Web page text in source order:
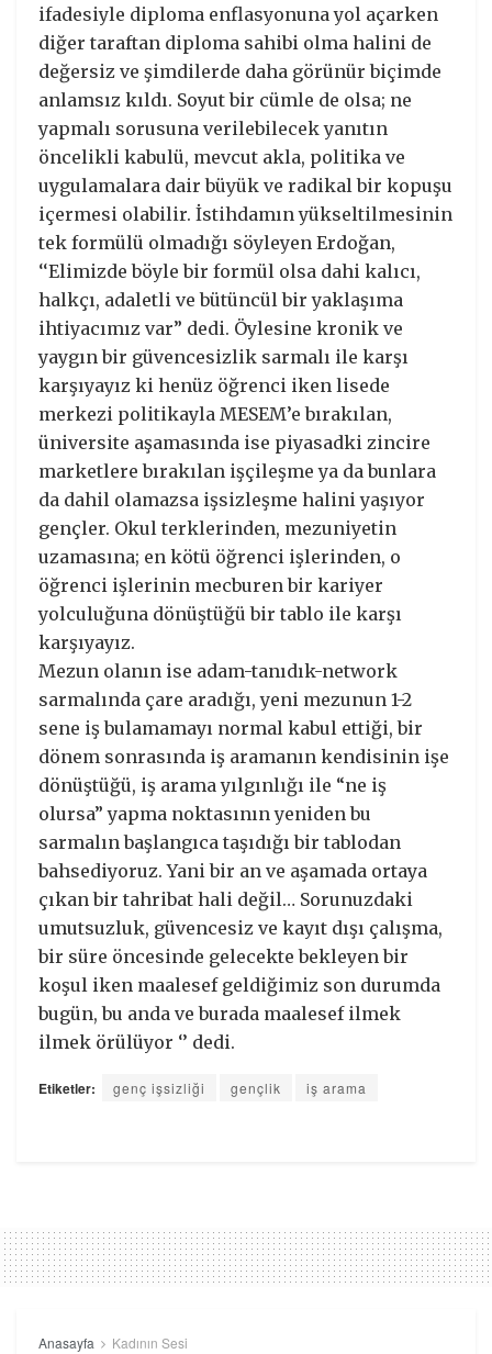
ifadesiyle diploma enflasyonuna yol açarken
diğer taraftan diploma sahibi olma halini de
değersiz ve şimdilerde daha görünür biçimde
anlamsız kıldı. Soyut bir cümle de olsa; ne
yapmalı sorusuna verilebilecek yanıtın
öncelikli kabulü, mevcut akla, politika ve
uygulamalara dair büyük ve radikal bir kopuşu
içermesi olabilir. İstihdamın yükseltilmesinin
tek formülü olmadığı söyleyen Erdoğan,
‘‘Elimizde böyle bir formül olsa dahi kalıcı,
halkçı, adaletli ve bütüncül bir yaklaşıma
ihtiyacımız var” dedi. Öylesine kronik ve
yaygın bir güvencesizlik sarmalı ile karşı
karşıyayız ki henüz öğrenci iken lisede
merkezi politikayla MESEM’e bırakılan,
üniversite aşamasında ise piyasadki zincire
marketlere bırakılan işçileşme ya da bunlara
da dahil olamazsa işsizleşme halini yaşıyor
gençler. Okul terklerinden, mezuniyetin
uzamasına; en kötü öğrenci işlerinden, o
öğrenci işlerinin mecburen bir kariyer
yolculuğuna dönüştüğü bir tablo ile karşı
karşıyayız.
Mezun olanın ise adam-tanıdık-network
sarmalında çare aradığı, yeni mezunun 1-2
sene iş bulamamayı normal kabul ettiği, bir
dönem sonrasında iş aramanın kendisinin işe
dönüştüğü, iş arama yılgınlığı ile “ne iş
olursa” yapma noktasının yeniden bu
sarmalın başlangıca taşıdığı bir tablodan
bahsediyoruz. Yani bir an ve aşamada ortaya
çıkan bir tahribat hali değil… Sorunuzdaki
umutsuzluk, güvencesiz ve kayıt dışı çalışma,
bir süre öncesinde gelecekte bekleyen bir
koşul iken maalesef geldiğimiz son durumda
bugün, bu anda ve burada maalesef ilmek
ilmek örülüyor ‘’ dedi.
Etiketler: genç işsizliği gençlik iş arama
Anasayfa Kadının Sesi